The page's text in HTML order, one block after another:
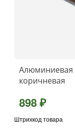
Алюминиевая
коричневая
898 ₽
Штрихкод товара